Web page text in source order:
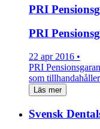
PRI
PRI
22 apr 2016 •
PRI
som
Läs mer
Svensk